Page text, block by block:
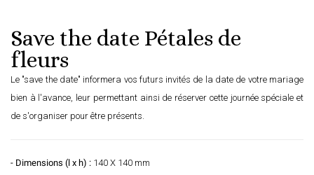
Save the date Pétales de
fleurs
Le "save the date" informera vos futurs invités de la date de votre mariage
bien à l'avance, leur permettant ainsi de réserver cette journée spéciale et
de s'organiser pour être présents.
- Dimensions (l x h) : 140 X 140 mm